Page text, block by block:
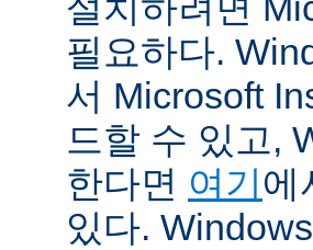
필요하다.
서 Microsoft
드할 수 있고,
한다면 여기 에
있다.